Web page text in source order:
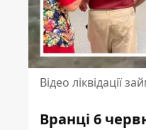
Відео ліквідації
Вранці 6